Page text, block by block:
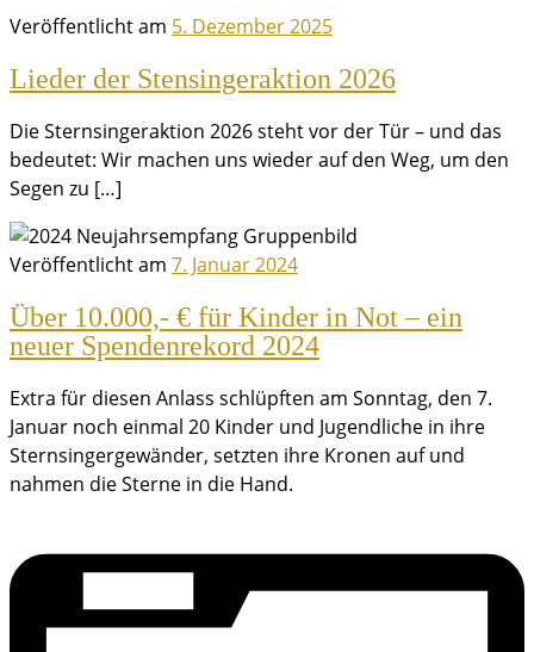
Veröffentlicht am 5. Dezember 2025
Lieder der Stensingeraktion 2026
Die Sternsingeraktion 2026 steht vor der Tür – und das
bedeutet: Wir machen uns wieder auf den Weg, um den
Segen zu […]
Veröffentlicht am 7. Januar 2024
Über 10.000,- € für Kinder in Not – ein
neuer Spendenrekord 2024
Extra für diesen Anlass schlüpften am Sonntag, den 7.
Januar noch einmal 20 Kinder und Jugendliche in ihre
Sternsingergewänder, setzten ihre Kronen auf und
nahmen die Sterne in die Hand.